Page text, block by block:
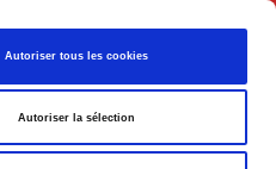
Autoriser tous les cookies
Autoriser la sélection